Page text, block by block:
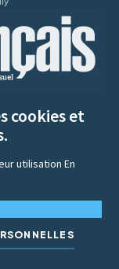
cookies et
utilisationEn